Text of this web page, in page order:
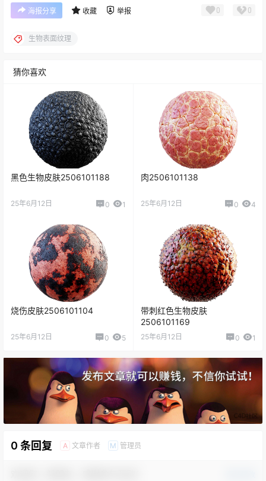
海报分享 收藏 举报 0 0
生物表面纹理
猜你喜欢
黑色生物皮肤2506101188
25年6月12日 0 1
肉2506101138
25年6月12日 0 4
烧伤皮肤2506101104
25年6月12日 0 5
带刺红色生物皮肤
2506101169
25年6月12日 0 1
0 条回复 A 文章作者 M 管理员